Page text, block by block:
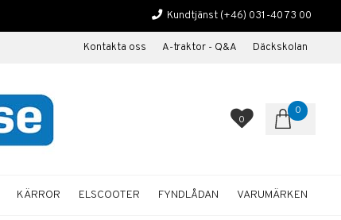
Kundtjänst (+46) 031-40 73 00
Kontakta oss A-traktor - Q&A Däckskolan
0
0
KÄRROR ELSCOOTER FYNDLÅDAN VARUMÄRKEN